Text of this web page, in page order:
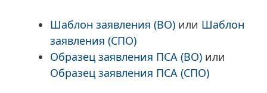
Шаблон заявления (ВО) или Шаблон
заявления (СПО)
Образец заявления ПСА (ВО) или
Образец заявления ПСА (СПО)